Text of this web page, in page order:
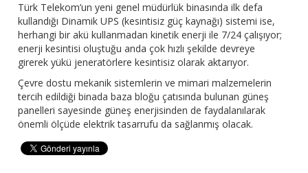
Türk Telekom’un yeni genel müdürlük binasında ilk defa
kullandığı Dinamik UPS (kesintisiz güç kaynağı) sistemi ise,
herhangi bir akü kullanmadan kinetik enerji ile 7/24 çalışıyor;
enerji kesintisi oluştuğu anda çok hızlı şekilde devreye
girerek yükü jeneratörlere kesintisiz olarak aktarıyor.
Çevre dostu mekanik sistemlerin ve mimari malzemelerin
tercih edildiği binada baza bloğu çatısında bulunan güneş
panelleri sayesinde güneş enerjisinden de faydalanılarak
önemli ölçüde elektrik tasarrufu da sağlanmış olacak.